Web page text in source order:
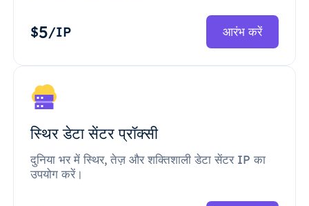
$5/IP आरंभ करें
स्थिर डेटा सेंटर प्रॉक्सी
दुनिया भर में स्थिर, तेज़ और शक्तिशाली डेटा सेंटर IP का
उपयोग करें।